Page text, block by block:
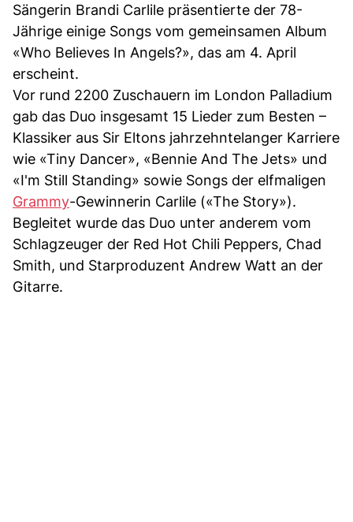
Sängerin Brandi Carlile präsentierte der 78-
Jährige einige Songs vom gemeinsamen Album
«Who Believes In Angels?», das am 4. April
erscheint.
Vor rund 2200 Zuschauern im London Palladium
gab das Duo insgesamt 15 Lieder zum Besten –
Klassiker aus Sir Eltons jahrzehntelanger Karriere
wie «Tiny Dancer», «Bennie And The Jets» und
«I'm Still Standing» sowie Songs der elfmaligen
Grammy-Gewinnerin Carlile («The Story»).
Begleitet wurde das Duo unter anderem vom
Schlagzeuger der Red Hot Chili Peppers, Chad
Smith, und Starproduzent Andrew Watt an der
Gitarre.